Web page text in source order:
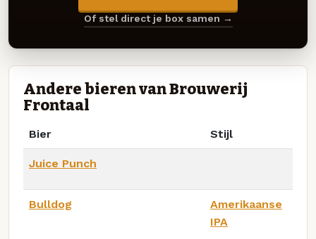
Of stel direct je box samen →
Andere bieren van Brouwerij
Frontaal
Bier Stijl
Juice Punch
Bulldog
Amerikaanse
IPA